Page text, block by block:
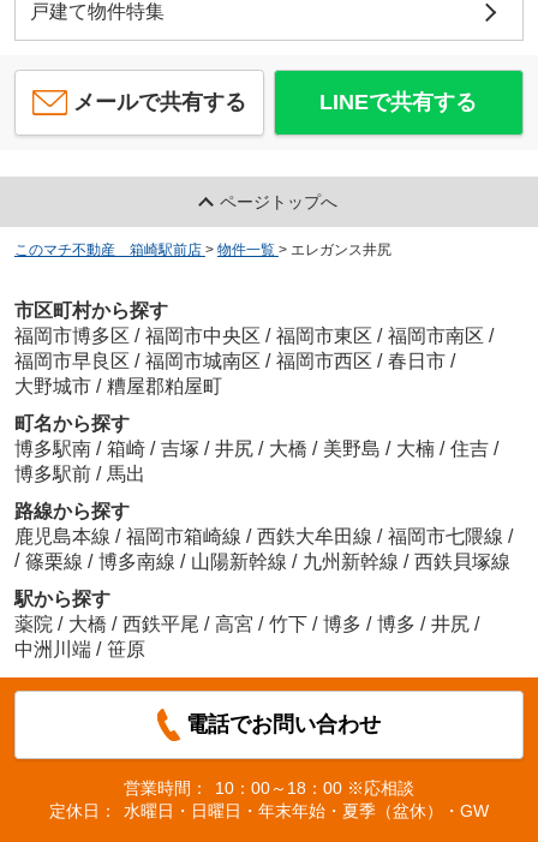
戸建て物件特集
メールで共有する LINEで共有する
ページトップへ
このマチ不動産 箱崎駅前店 > 物件一覧 > エレガンス井尻
市区町村から探す
福岡市博多区 / 福岡市中央区 / 福岡市東区 / 福岡市南区 /
福岡市早良区 / 福岡市城南区 / 福岡市西区 / 春日市 /
大野城市 / 糟屋郡粕屋町
町名から探す
博多駅南 / 箱崎 / 吉塚 / 井尻 / 大橋 / 美野島 / 大楠 / 住吉 /
博多駅前 / 馬出
路線から探す
鹿児島本線 / 福岡市箱崎線 / 西鉄大牟田線 / 福岡市七隈線 /
/ 篠栗線 / 博多南線 / 山陽新幹線 / 九州新幹線 / 西鉄貝塚線
駅から探す
薬院 / 大橋 / 西鉄平尾 / 高宮 / 竹下 / 博多 / 博多 / 井尻 /
中洲川端 / 笹原
電話でお問い合わせ
営業時間：
10：00～18：00 ※応相談
定休日：
水曜日・日曜日・年末年始・夏季（盆休）・GW